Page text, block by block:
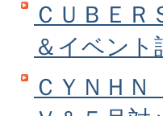
ＣＵＢＥＲ
＆イベント
ＣＹＮＨＮ